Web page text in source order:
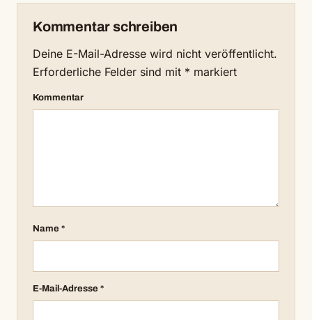
Kommentar schreiben
Deine E-Mail-Adresse wird nicht veröffentlicht.
Erforderliche Felder sind mit * markiert
Kommentar
Name *
E-Mail-Adresse *